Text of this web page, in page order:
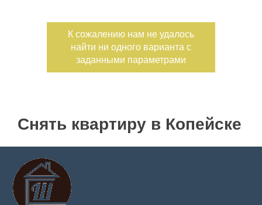
К сожалению нам не удалось
найти ни одного варианта с
заданными параметрами
Снять квартиру в Копейске